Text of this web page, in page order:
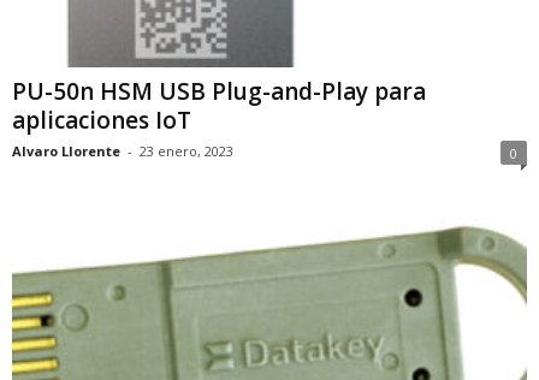
PU-50n HSM USB Plug-and-Play para
aplicaciones IoT
Alvaro Llorente - 23 enero, 2023 0